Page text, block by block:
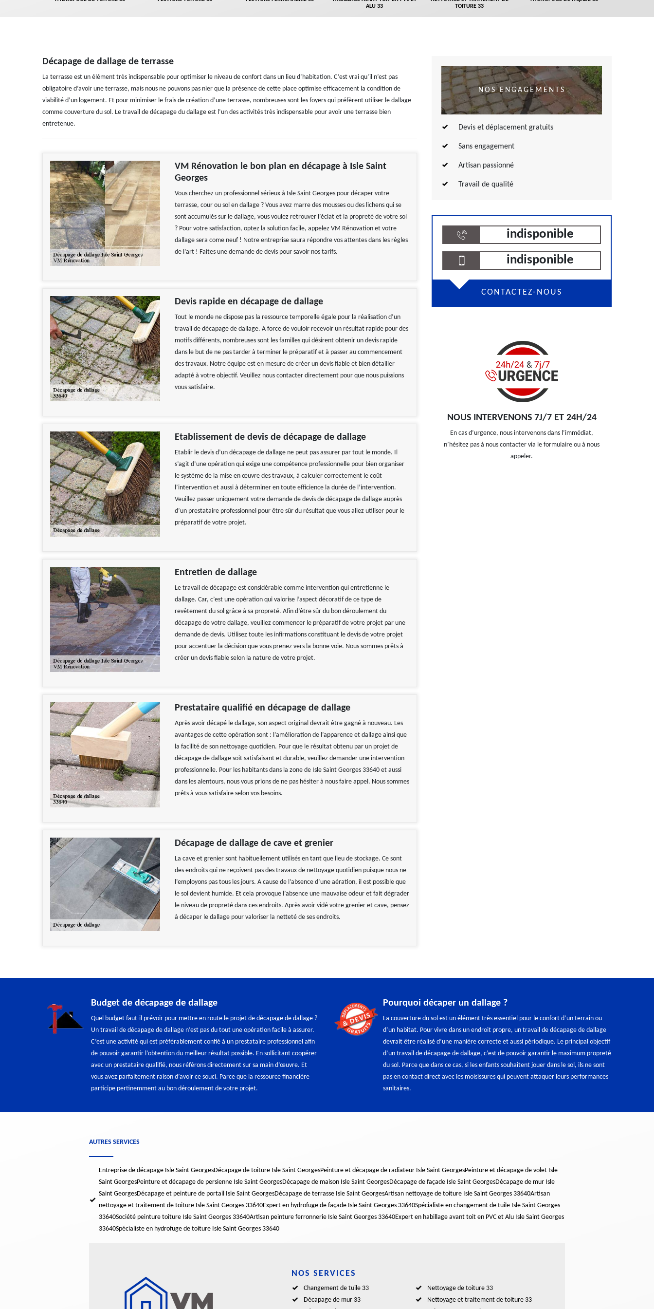
ALU 33
TOITURE 33
Décapage de dallage de terrasse
La terrasse est un élément très indispensable pour optimiser le niveau de confort dans un lieu d’habitation. C’est vrai qu’il n’est pas
obligatoire d’avoir une terrasse, mais nous ne pouvons pas nier que la présence de cette place optimise efficacement la condition de
viabilité d’un logement. Et pour minimiser le frais de création d’une terrasse, nombreuses sont les foyers qui préfèrent utiliser le dallage
comme couverture du sol. Le travail de décapage du dallage est l’un des activités très indispensable pour avoir une terrasse bien
entretenue.
VM Rénovation le bon plan en décapage à Isle Saint
Georges
Vous cherchez un professionnel sérieux à Isle Saint Georges pour décaper votre
terrasse, cour ou sol en dallage ? Vous avez marre des mousses ou des lichens qui se
sont accumulés sur le dallage, vous voulez retrouver l’éclat et la propreté de votre sol
? Pour votre satisfaction, optez la solution facile, appelez VM Rénovation et votre
dallage sera come neuf ! Notre entreprise saura répondre vos attentes dans les règles
de l’art ! Faites une demande de devis pour savoir nos tarifs.
Devis rapide en décapage de dallage
Tout le monde ne dispose pas la ressource temporelle égale pour la réalisation d’un
travail de décapage de dallage. A force de vouloir recevoir un résultat rapide pour des
motifs différents, nombreuses sont les familles qui désirent obtenir un devis rapide
dans le but de ne pas tarder à terminer le préparatif et à passer au commencement
des travaux. Notre équipe est en mesure de créer un devis fiable et bien détailler
adapté à votre objectif. Veuillez nous contacter directement pour que nous puissions
vous satisfaire.
Etablissement de devis de décapage de dallage
Etablir le devis d’un décapage de dallage ne peut pas assurer par tout le monde. Il
s’agit d’une opération qui exige une compétence professionnelle pour bien organiser
le système de la mise en œuvre des travaux, à calculer correctement le coût
l’intervention et aussi à déterminer en toute efficience la durée de l’intervention.
Veuillez passer uniquement votre demande de devis de décapage de dallage auprès
d’un prestataire professionnel pour être sûr du résultat que vous allez utiliser pour le
préparatif de votre projet.
Entretien de dallage
Le travail de décapage est considérable comme intervention qui entretienne le
dallage. Car, c’est une opération qui valorise l’aspect décoratif de ce type de
revêtement du sol grâce à sa propreté. Afin d’être sûr du bon déroulement du
décapage de votre dallage, veuillez commencer le préparatif de votre projet par une
demande de devis. Utilisez toute les infirmations constituant le devis de votre projet
pour accentuer la décision que vous prenez vers la bonne voie. Nous sommes prêts à
créer un devis fiable selon la nature de votre projet.
Prestataire qualifié en décapage de dallage
Après avoir décapé le dallage, son aspect original devrait être gagné à nouveau. Les
avantages de cette opération sont : l’amélioration de l’apparence et dallage ainsi que
la facilité de son nettoyage quotidien. Pour que le résultat obtenu par un projet de
décapage de dallage soit satisfaisant et durable, veuillez demander une intervention
professionnelle. Pour les habitants dans la zone de Isle Saint Georges 33640 et aussi
dans les alentours, nous vous prions de ne pas hésiter à nous faire appel. Nous sommes
prêts à vous satisfaire selon vos besoins.
Décapage de dallage de cave et grenier
La cave et grenier sont habituellement utilisés en tant que lieu de stockage. Ce sont
des endroits qui ne reçoivent pas des travaux de nettoyage quotidien puisque nous ne
l’employons pas tous les jours. A cause de l’absence d’une aération, il est possible que
le sol devient humide. Et cela provoque l’absence une mauvaise odeur et fait dégrader
le niveau de propreté dans ces endroits. Après avoir vidé votre grenier et cave, pensez
à décaper le dallage pour valoriser la netteté de ses endroits.
NOS ENGAGEMENTS
Devis et déplacement gratuits
Sans engagement
Artisan passionné
Travail de qualité
indisponible
indisponible
CONTACTEZ-NOUS
NOUS INTERVENONS 7J/7 ET 24H/24
En cas d’urgence, nous intervenons dans l’immédiat,
n’hésitez pas à nous contacter via le formulaire ou à nous
appeler.
Budget de décapage de dallage
Quel budget faut-il prévoir pour mettre en route le projet de décapage de dallage ?
Un travail de décapage de dallage n’est pas du tout une opération facile à assurer.
C’est une activité qui est préférablement confié à un prestataire professionnel afin
de pouvoir garantir l’obtention du meilleur résultat possible. En sollicitant coopérer
avec un prestataire qualifié, nous référons directement sur sa main d’œuvre. Et
vous avez parfaitement raison d’avoir ce souci. Parce que la ressource financière
participe pertinemment au bon déroulement de votre projet.
Pourquoi décaper un dallage ?
La couverture du sol est un élément très essentiel pour le confort d’un terrain ou
d’un habitat. Pour vivre dans un endroit propre, un travail de décapage de dallage
devrait être réalisé d’une manière correcte et aussi périodique. Le principal objectif
d’un travail de décapage de dallage, c’est de pouvoir garantir le maximum propreté
du sol. Parce que dans ce cas, si les enfants souhaitent jouer dans le sol, ils ne sont
pas en contact direct avec les moisissures qui peuvent attaquer leurs performances
sanitaires.
AUTRES SERVICES
Entreprise de décapage Isle Saint GeorgesDécapage de toiture Isle Saint GeorgesPeinture et décapage de radiateur Isle Saint GeorgesPeinture et décapage de volet Isle
Saint GeorgesPeinture et décapage de persienne Isle Saint GeorgesDécapage de maison Isle Saint GeorgesDécapage de façade Isle Saint GeorgesDécapage de mur Isle
Saint GeorgesDécapage et peinture de portail Isle Saint GeorgesDécapage de terrasse Isle Saint GeorgesArtisan nettoyage de toiture Isle Saint Georges 33640Artisan
nettoyage et traitement de toiture Isle Saint Georges 33640Expert en hydrofuge de façade Isle Saint Georges 33640Spécialiste en changement de tuile Isle Saint Georges
33640Société peinture toiture Isle Saint Georges 33640Artisan peinture ferronnerie Isle Saint Georges 33640Expert en habillage avant toit en PVC et Alu Isle Saint Georges
33640Spécialiste en hydrofuge de toiture Isle Saint Georges 33640
NOS SERVICES
Changement de tuile 33
Décapage de mur 33
Nettoyage de toiture 33
Nettoyage et traitement de toiture 33